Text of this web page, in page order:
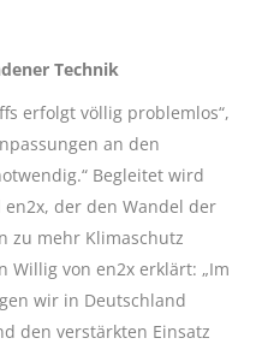
Technik
erfolgt völlig problemlos“,
an den
Begleitet wird
der den Wandel der
zu mehr Klimaschutz
von en2x erklärt: „Im
wir in Deutschland
den verstärkten Einsatz